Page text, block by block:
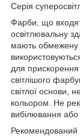
Серія
Фарби, що
освітлювальну
мають обмежену
для прискорення
світлішого
світлої основи,
кольором. Не
вибілювання або
Рекомендований